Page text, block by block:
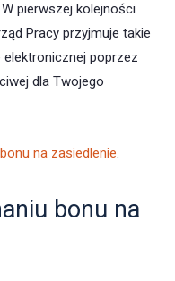
W pierwszej kolejności
Pracy przyjmuje takie
poprzez
dla Twojego
na zasiedlenie.
bonu na